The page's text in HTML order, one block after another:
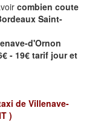
combien coute
Saint-
d'Ornon
- 19€ tarif jour et
de Villenave-
)